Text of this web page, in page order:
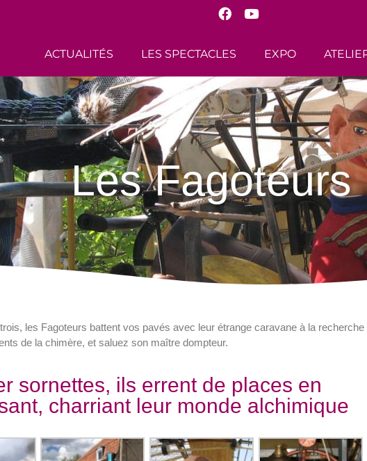
ACTUALITÉS LES SPECTACLES EXPO
Les Fagoteurs
les Fagoteurs battent vos pavés avec leur étrange caravane à la recherche
de la chimère, et saluez son maître dompteur.
sornettes, ils errent de places en
charriant leur monde alchimique